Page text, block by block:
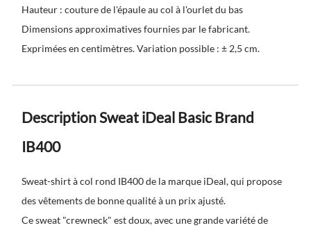
Hauteur : couture de l'épaule au col à l'ourlet du bas
Dimensions approximatives fournies par le fabricant.
Exprimées en centimètres. Variation possible : ± 2,5 cm.
Description Sweat iDeal Basic Brand
IB400
Sweat-shirt à col rond IB400 de la marque iDeal, qui propose
des vêtements de bonne qualité à un prix ajusté.
Ce sweat "crewneck" est doux, avec une grande variété de